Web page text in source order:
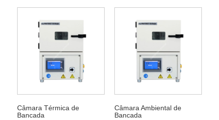
Câmara Térmica de
Bancada
Câmara Ambiental de
Bancada